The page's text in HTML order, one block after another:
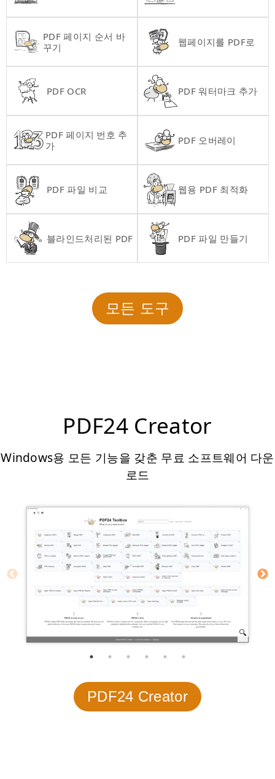
PDF 페이지 순서 바
꾸기
웹페이지를 PDF로
PDF OCR PDF 워터마크 추가
PDF 페이지 번호 추
가
PDF 오버레이
PDF 파일 비교 웹용 PDF 최적화
블라인드처리된 PDF PDF 파일 만들기
모든 도구
PDF24 Creator
Windows용 모든 기능을 갖춘 무료 소프트웨어 다운
로드
PDF24 Creator